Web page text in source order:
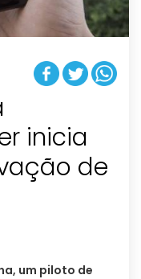
inicia
de
um piloto de